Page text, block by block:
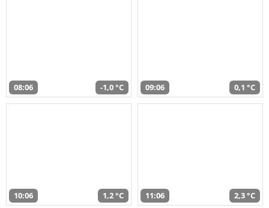
08:06 -1,0 °C 09:06 0,1 °C
10:06 1,2 °C 11:06 2,3 °C